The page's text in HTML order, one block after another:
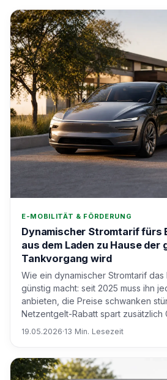
E-MOBILITÄT & FÖRDERUNG
Dynamischer Stromtarif fürs
aus dem Laden zu Hause
Tankvorgang wird
Wie ein dynamischer Stromtarif das
günstig macht: seit 2025 muss ihn
anbieten, die Preise schwanken
Netzentgelt-Rabatt spart zusätzlich
19.05.2026·13 Min. Lesezeit